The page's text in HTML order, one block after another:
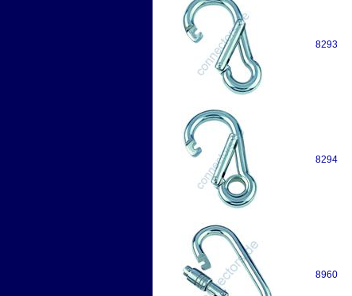
8293
8294
8960